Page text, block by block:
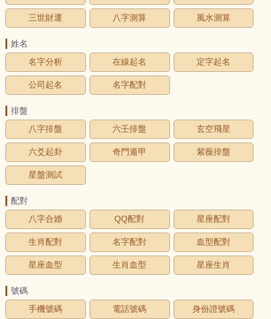
三世財運 八字測算 風水測算
姓名
名字分析
在線起名 定字起名
公司起名 名字配對
排盤
八字排盤
六壬排盤 玄空飛星
六爻起卦 奇門遁甲 紫薇排盤
星盤測試
配對
八字合婚
QQ配對 星座配對
生肖配對 名字配對 血型配對
星座血型 生肖血型 星座生肖
號碼
手機號碼
電話號碼 身份證號碼